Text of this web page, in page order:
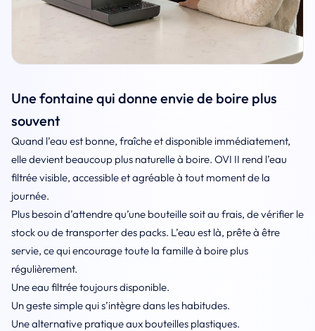
Une fontaine qui donne envie de boire plus
souvent
Quand l’eau est bonne, fraîche et disponible immédiatement,
elle devient beaucoup plus naturelle à boire. OVI II rend l’eau
filtrée visible, accessible et agréable à tout moment de la
journée.
Plus besoin d’attendre qu’une bouteille soit au frais, de vérifier le
stock ou de transporter des packs. L’eau est là, prête à être
servie, ce qui encourage toute la famille à boire plus
régulièrement.
Une eau filtrée toujours disponible.
Un geste simple qui s’intègre dans les habitudes.
Une alternative pratique aux bouteilles plastiques.